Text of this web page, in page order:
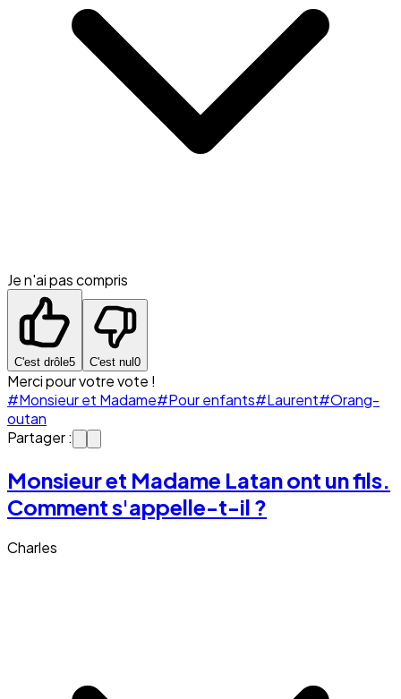
Je n'ai pas compris
C'est drôle5 C'est nul 0
Merci pour votre vote !
#Monsieur et Madame#Pour enfants#Laurent#Orang-
outan
Partager :
Monsieur et Madame Latan ont un fils.
Comment s'appelle-t-il ?
Charles